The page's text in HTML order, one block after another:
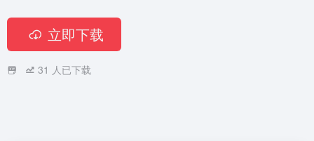
立即下载
31 人已下载